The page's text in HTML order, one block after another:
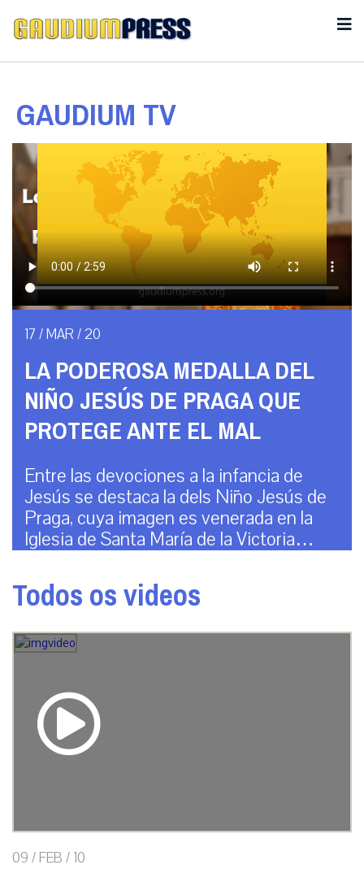
GAUDIUM TV
17 / MAR / 20
LA PODEROSA MEDALLA DEL
NIÑO JESÚS DE PRAGA QUE
PROTEGE ANTE EL MAL
Entre las devociones a la infancia de
Jesús se destaca la dels Niño Jesús de
Praga, cuya imagen es venerada en la
Iglesia de Santa María de la Victoria…
Todos os videos
09 / FEB / 10